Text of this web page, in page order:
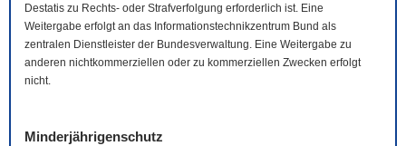
Destatis zu Rechts- oder Strafverfolgung erforderlich ist. Eine
Weitergabe erfolgt an das Informationstechnikzentrum Bund als
zentralen Dienstleister der Bundesverwaltung. Eine Weitergabe zu
anderen nichtkommerziellen oder zu kommerziellen Zwecken erfolgt
nicht.
Minderjährigenschutz